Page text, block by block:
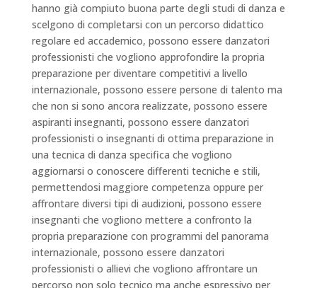
hanno già compiuto buona parte degli studi di danza e
scelgono di completarsi con un percorso didattico
regolare ed accademico, possono essere danzatori
professionisti che vogliono approfondire la propria
preparazione per diventare competitivi a livello
internazionale, possono essere persone di talento ma
che non si sono ancora realizzate, possono essere
aspiranti insegnanti, possono essere danzatori
professionisti o insegnanti di ottima preparazione in
una tecnica di danza specifica che vogliono
aggiornarsi o conoscere differenti tecniche e stili,
permettendosi maggiore competenza oppure per
affrontare diversi tipi di audizioni, possono essere
insegnanti che vogliono mettere a confronto la
propria preparazione con programmi del panorama
internazionale, possono essere danzatori
professionisti o allievi che vogliono affrontare un
percorso non solo tecnico ma anche espressivo per